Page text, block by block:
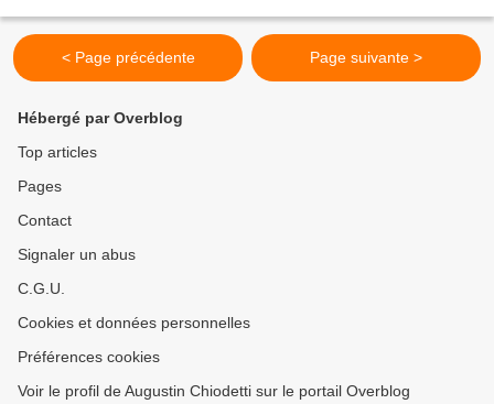
< Page précédente Page suivante >
Hébergé par Overblog
Top articles
Pages
Contact
Signaler un abus
C.G.U.
Cookies et données personnelles
Préférences cookies
Voir le profil de Augustin Chiodetti sur le portail Overblog